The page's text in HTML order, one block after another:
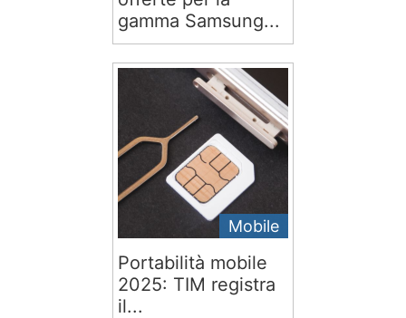
gamma Samsung...
Mobile
Portabilità mobile
2025: TIM registra
il...